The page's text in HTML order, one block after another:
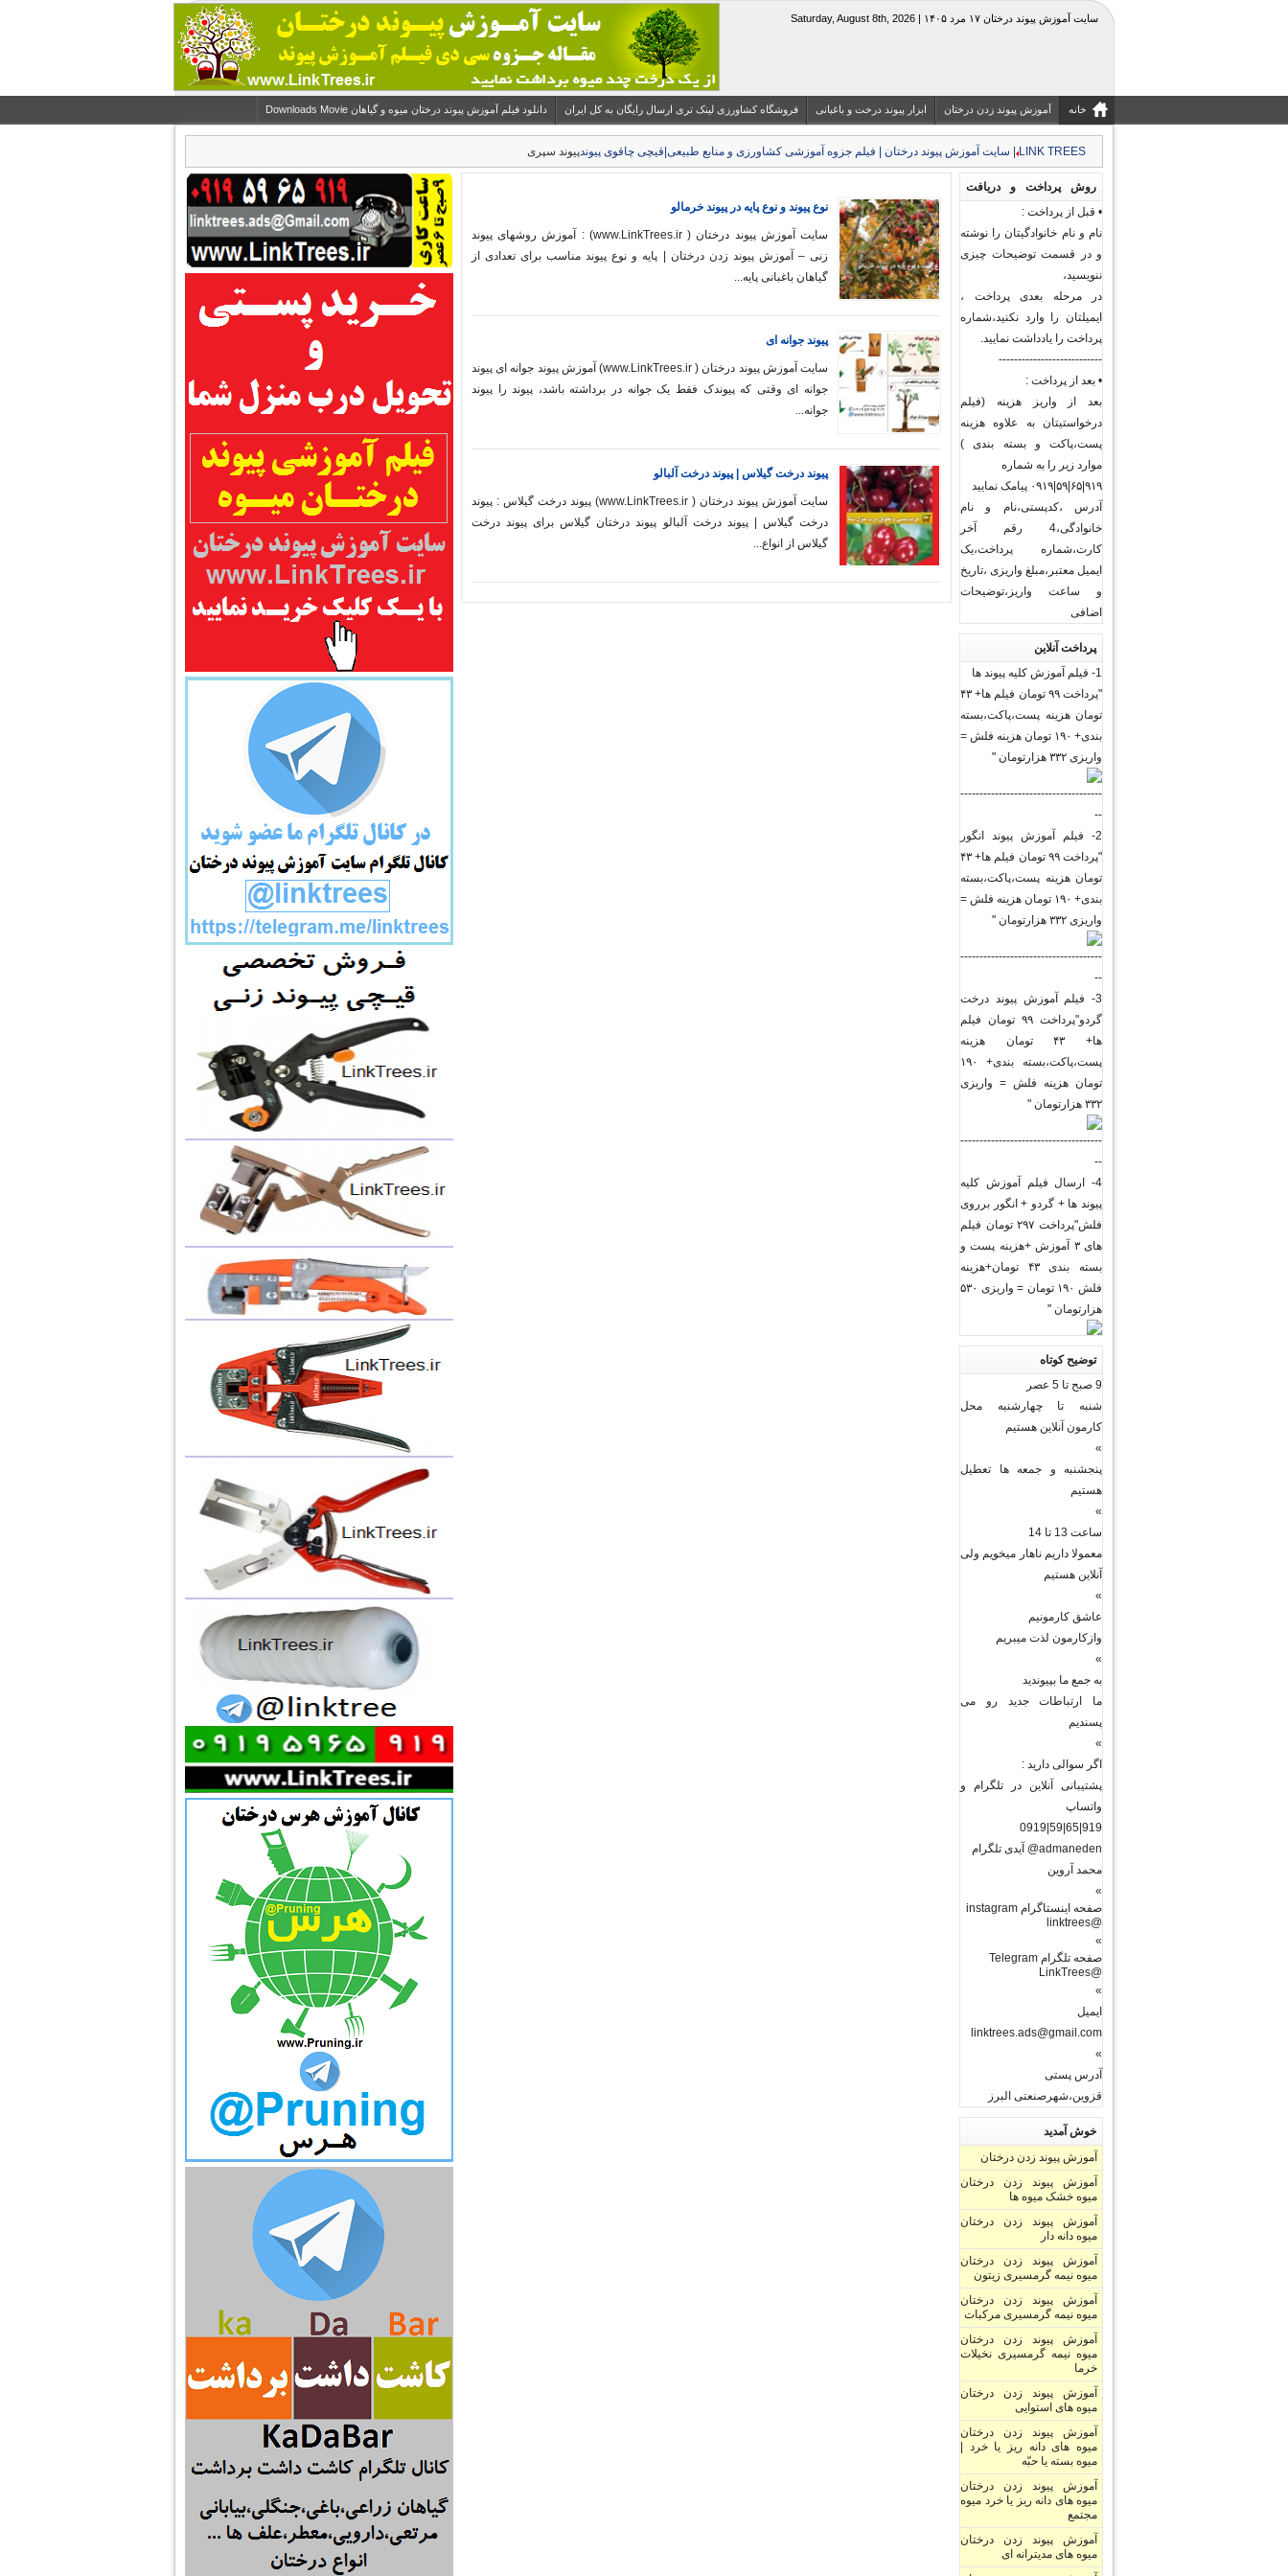
سایت آموزش پیوند درختان ۱۷ مرد ۱۴۰۵ | Saturday, August 8th, 2026
خانه آموزش پیوند زدن درختان ابزار پیوند درخت و باغبانی فروشگاه کشاورزی لینک تری ارسال رایگان به کل ایران دانلود فیلم آموزش پیوند درختان میوه و گیاهان Downloads Movie
LINK TREES | سایت آموزش پیوند درختان | فیلم جزوه آموزشی کشاورزی و منابع طبیعی|قیچی چاقوی پیوند پیوند سپری
روش پرداخت و دریافت
فیلم های پیوند درختان و
گیاهان
• قبل از پرداخت :
نام و نام خانوادگیتان را نوشته
و در قسمت توضیحات چیزی
ننویسید،
در مرحله بعدی پرداخت ،
ایمیلتان را وارد نکنید،شماره
پرداخت را یادداشت نمایید.
---------------------------
• بعد از پرداخت :
بعد از واریز هزینه (فیلم
درخواستیتان به علاوه هزینه
پست،پاکت و بسته بندی )
موارد زیر را به شماره
۹۱۹|۶۵|۵۹|۰۹۱۹ پیامک نمایید
آدرس ،کدپستی،نام و نام
خانوادگی،4 رقم آخر
کارت،شماره پرداخت،یک
ایمیل معتبر،مبلغ واریزی ،تاریخ
و ساعت واریز،توضیحات
اضافی
پرداخت آنلاین
1- فیلم آموزش کلیه پیوند ها
"پرداخت ۹۹ تومان فیلم ها+ ۴۳
تومان هزینه پست،پاکت،بسته
بندی+ ۱۹۰ تومان هزینه فلش =
واریزی ۳۳۲ هزارتومان "
-------------------------------------
--
2- فیلم آموزش پیوند انگور
"پرداخت ۹۹ تومان فیلم ها+ ۴۳
تومان هزینه پست،پاکت،بسته
بندی+ ۱۹۰ تومان هزینه فلش =
واریزی ۳۳۲ هزارتومان "
-------------------------------------
--
3- فیلم آموزش پیوند درخت
گردو"پرداخت ۹۹ تومان فیلم
ها+ ۴۳ تومان هزینه
پست،پاکت،بسته بندی+ ۱۹۰
تومان هزینه فلش = واریزی
۳۳۲ هزارتومان "
-------------------------------------
--
4- ارسال فیلم آموزش کلیه
پیوند ها + گردو + انگور برروی
فلش"پرداخت ۲۹۷ تومان فیلم
های ۳ آموزش +هزینه پست و
بسته بندی ۴۳ تومان+هزینه
فلش ۱۹۰ تومان = واریزی ۵۳۰
هزارتومان "
توضیح کوتاه
9 صبح تا 5 عصر
شنبه تا چهارشنبه محل
کارمون آنلاین هستیم
»
پنجشنبه و جمعه ها تعطیل
هستیم
»
ساعت 13 تا 14
معمولا داریم ناهار میخویم ولی
آنلاین هستیم
»
عاشق کارمونیم
وازکارمون لذت میبریم
»
به جمع ما بپیوندید
ما ارتباطات جدید رو می
پسندیم
»
اگر سوالی دارید :
پشتیبانی آنلاین در تلگرام و
واتساپ
919|65|59|0919
admaneden@ آیدی تلگرام
محمد آروین
»
صفحه اینستاگرام instagram
@linktrees
»
صفحه تلگرام Telegram
@LinkTrees
»
ایمیل
linktrees.ads@gmail.com
»
آدرس پستی
قزوین،شهرصنعتی البرز
خوش آمدید
آموزش پیوند زدن درختان
آموزش پیوند زدن درختان
میوه خشک میوه ها
آموزش پیوند زدن درختان
میوه دانه دار
آموزش پیوند زدن درختان
میوه نیمه گرمسیری زیتون
آموزش پیوند زدن درختان
میوه نیمه گرمسیری مرکبات
آموزش پیوند زدن درختان
میوه نیمه گرمسیری نخیلات
خرما
آموزش پیوند زدن درختان
میوه های استوایی
آموزش پیوند زدن درختان
میوه های دانه ریز یا خرد |
میوه بسته یا حبّه
آموزش پیوند زدن درختان
میوه های دانه ریز یا خرد میوه
مجتمع
آموزش پیوند زدن درختان
میوه های مدیترانه ای
نوع پیوند و نوع پایه در پیوند خرمالو
سایت آموزش پیوند درختان ( www.LinkTrees.ir) : آموزش روشهای پیوند
زنی – آموزش پیوند زدن درختان | پایه و نوع پیوند مناسب برای تعدادی از
گیاهان باغبانی پایه...
پیوند جوانه ‌ای
سایت آموزش پیوند درختان ( www.LinkTrees.ir) آموزش پیوند جوانه ‌ای پیوند
جوانه ‌ای وقتی که پیوندک فقط یک جوانه در برداشته باشد، پیوند را پیوند
جوانه...
پیوند درخت گیلاس | پیوند درخت آلبالو
سایت آموزش پیوند درختان ( www.LinkTrees.ir) پیوند درخت گیلاس : پیوند
درخت گیلاس | پیوند درخت آلبالو پیوند درختان گیلاس برای پیوند درخت
گیلاس از انواع...